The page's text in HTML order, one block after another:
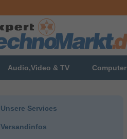
Audio,Video & TV Computer
Unsere Services
Versandinfos